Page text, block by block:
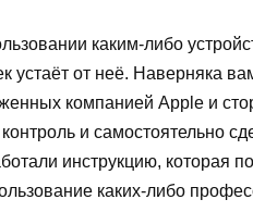
каким-либо
устаёт от неё. Наверняка
компанией Apple и
и самостоятельно
инструкцию, которая
каких-либо